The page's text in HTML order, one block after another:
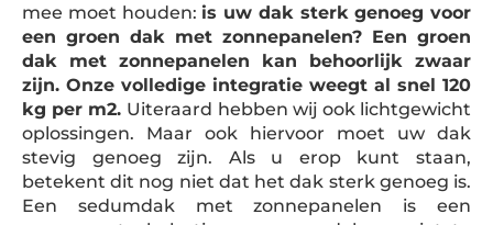
mee moet houden: is uw dak sterk genoeg voor
een groen dak met zonnepanelen? Een groen
dak met zonnepanelen kan behoorlijk zwaar
zijn. Onze volledige integratie weegt al snel 120
kg per m2. Uiteraard hebben wij ook lichtgewicht
oplossingen. Maar ook hiervoor moet uw dak
stevig genoeg zijn. Als u erop kunt staan,
betekent dit nog niet dat het dak sterk genoeg is.
Een sedumdak met zonnepanelen is een